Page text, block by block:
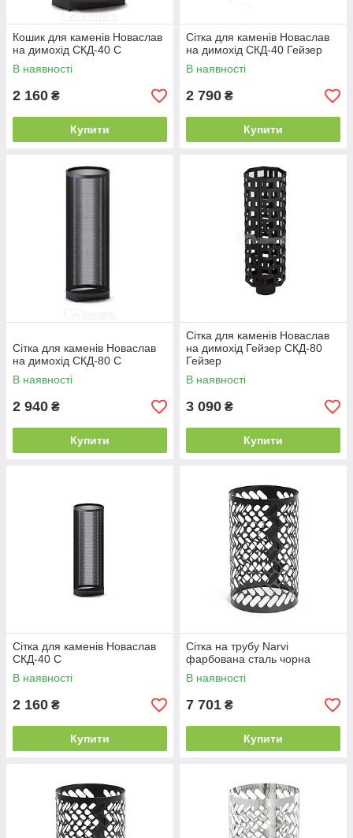
Кошик для каменів Новаслав
на димохід СКД-40 С
В наявності
2 160 ₴
Купити
Сітка для каменів Новаслав
на димохід СКД-40 Гейзер
В наявності
2 790 ₴
Купити
Сітка для каменів Новаслав
на димохід СКД-80 С
В наявності
2 940 ₴
Купити
Сітка для каменів Новаслав
на димохід Гейзер СКД-80
Гейзер
В наявності
3 090 ₴
Купити
Сітка для каменів Новаслав
СКД-40 С
В наявності
2 160 ₴
Купити
Сітка на трубу Narvi
фарбована сталь чорна
В наявності
7 701 ₴
Купити